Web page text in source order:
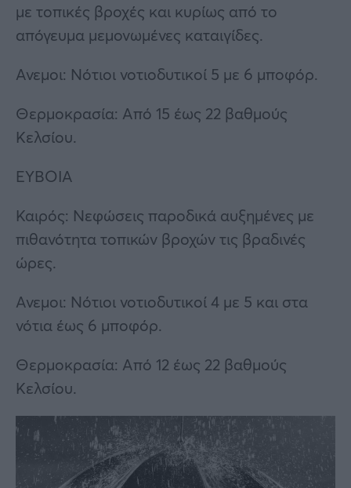
με τοπικές βροχές και κυρίως από το
απόγευμα μεμονωμένες καταιγίδες.
Ανεμοι: Νότιοι νοτιοδυτικοί 5 με 6 μποφόρ.
Θερμοκρασία: Από 15 έως 22 βαθμούς
Κελσίου.
ΕΥΒΟΙΑ
Καιρός: Νεφώσεις παροδικά αυξημένες με
πιθανότητα τοπικών βροχών τις βραδινές
ώρες.
Ανεμοι: Νότιοι νοτιοδυτικοί 4 με 5 και στα
νότια έως 6 μποφόρ.
Θερμοκρασία: Από 12 έως 22 βαθμούς
Κελσίου.